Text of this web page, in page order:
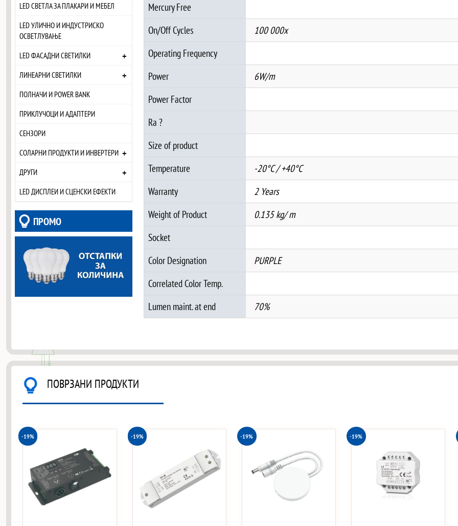
LED СВЕТЛА ЗА ПЛАКАРИ И МЕБЕЛ
LED УЛИЧНО И ИНДУСТРИСКО
ОСВЕТЛУВАЊЕ
LED ФАСАДНИ СВЕТИЛКИ
+
ЛИНЕАРНИ СВЕТИЛКИ +
ПОЛНАЧИ И POWER BANK
ПРИКЛУЧОЦИ И АДАПТЕРИ
СЕНЗОРИ
СОЛАРНИ ПРОДУКТИ И ИНВЕРТЕРИ +
ДРУГИ +
LED ДИСПЛЕИ И СЦЕНСКИ ЕФЕКТИ
ПРОМО
Mercury Free
On/Off Cycles
100 000x
Operating Frequency
Power
6W/m
Power Factor
Ra ?
Size of product
Temperature
-20°C / +40°C
Warranty
2 Years
Weight of Product
0.135 kg/ m
Socket
Color Designation
PURPLE
Correlated Color Temp.
Lumen maint. at end
70%
ПОВРЗАНИ ПРОДУКТИ
-19% -19% -19% -19%